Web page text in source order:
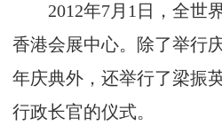
2012年7月1日，全世
香港会展中心。除了举行
年庆典外，还举行了梁振
行政长官的仪式。